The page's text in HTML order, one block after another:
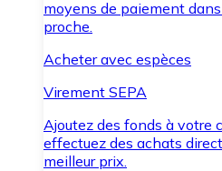
moyens de paiement
proche.
Acheter avec espèces
Virement SEPA
Ajoutez des fonds à votre
effectuez des achats
meilleur prix.